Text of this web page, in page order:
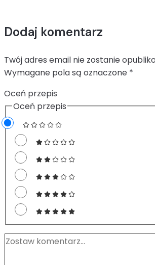
Dodaj komentarz
Twój adres email nie zostanie
Wymagane pola są oznaczone *
Oceń przepis
Oceń przepis